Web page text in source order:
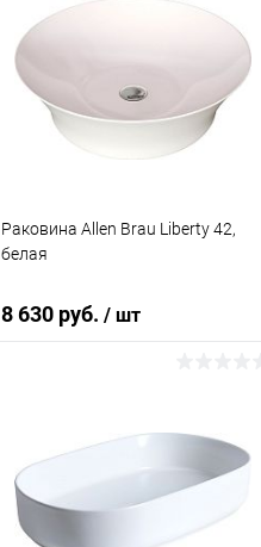
В избранное Недоступно
Раковина Allen Brau Liberty 42,
белая
8 630 руб. / шт
Сравнение
В избранное Под заказ